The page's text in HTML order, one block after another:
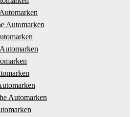
Automarken
Automarken